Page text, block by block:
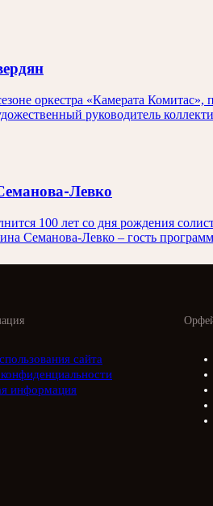
оркестра «Камерата Комитас»,
руководитель
Левко
100 лет со дня рождения
Семанова-Левко – гость
сайта
информация